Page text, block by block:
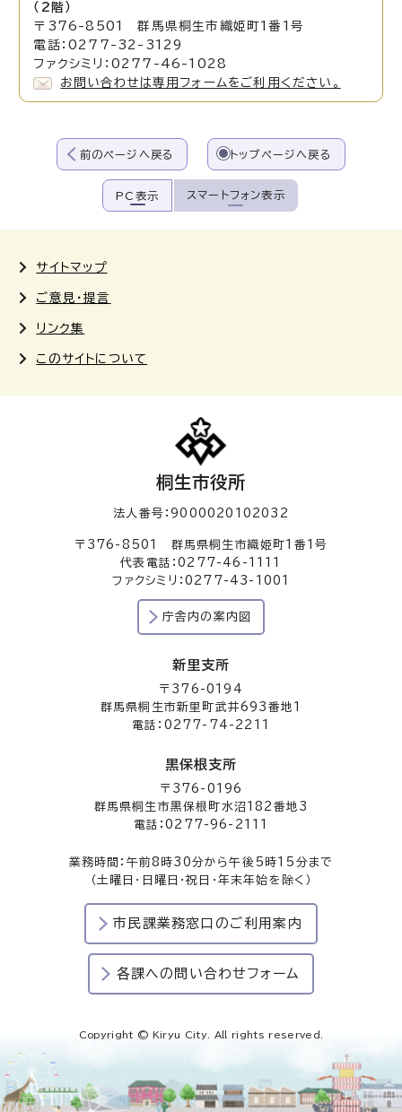
（2階）
〒376-8501 群馬県桐生市織姫町1番1号
電話：0277-32-3129
ファクシミリ：0277-46-1028
お問い合わせは専用フォームをご利用ください。
前のページへ戻る トップページへ戻る
PC表示 スマートフォン表示
サイトマップ
ご意見・提言
リンク集
このサイトについて
桐生市役所
法人番号：9000020102032
〒376-8501 群馬県桐生市織姫町1番1号
代表電話：0277-46-1111
ファクシミリ：0277-43-1001
庁舎内の案内図
新里支所
〒376-0194
群馬県桐生市新里町武井693番地1
電話：0277-74-2211
黒保根支所
〒376-0196
群馬県桐生市黒保根町水沼182番地3
電話：0277-96-2111
業務時間：午前8時30分から午後5時15分まで
（土曜日・日曜日・祝日・年末年始を除く）
市民課業務窓口のご利用案内
各課への問い合わせフォーム
Copyright © Kiryu City. All rights reserved.